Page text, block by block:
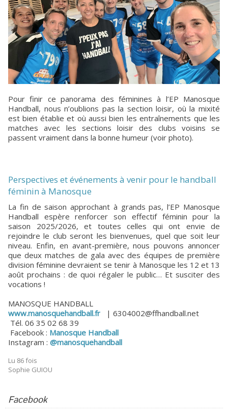
Pour finir ce panorama des féminines à l’EP Manosque
Handball, nous n’oublions pas la section loisir, où la mixité
est bien établie et où aussi bien les entraînements que les
matches avec les sections loisir des clubs voisins se
passent vraiment dans la bonne humeur (voir photo).
Perspectives et événements à venir pour le handball
féminin à Manosque
La fin de saison approchant à grands pas, l’EP Manosque
Handball espère renforcer son effectif féminin pour la
saison 2025/2026, et toutes celles qui ont envie de
rejoindre le club seront les bienvenues, quel que soit leur
niveau. Enfin, en avant-première, nous pouvons annoncer
que deux matches de gala avec des équipes de première
division féminine devraient se tenir à Manosque les 12 et 13
août prochains : de quoi régaler le public… Et susciter des
vocations !
MANOSQUE HANDBALL
www.manosquehandball.fr | 6304002@ffhandball.net
Tél. 06 35 02 68 39
Facebook : Manosque Handball
Instagram : @manosquehandball
Lu 86 fois
Sophie GUIOU
Facebook